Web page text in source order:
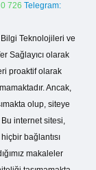
726 Telegram:
Teknolojileri ve
Sağlayıcı olarak
proaktif olarak
Ancak,
olup, siteye
internet sitesi,
bağlantısı
makaleler